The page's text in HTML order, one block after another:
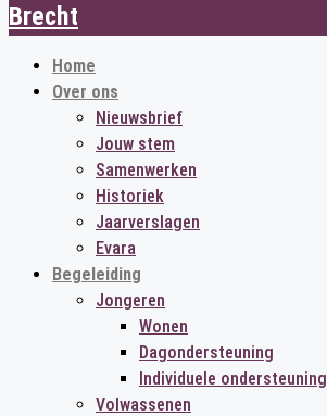
Brecht
Home
Over ons
Nieuwsbrief
Jouw stem
Samenwerken
Historiek
Jaarverslagen
Evara
Begeleiding
Jongeren
Wonen
Dagondersteuning
Individuele ondersteuning
Volwassenen